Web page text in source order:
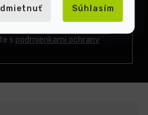
Súhlasím
s podmienkami ochrany
Prihlásiť
sa